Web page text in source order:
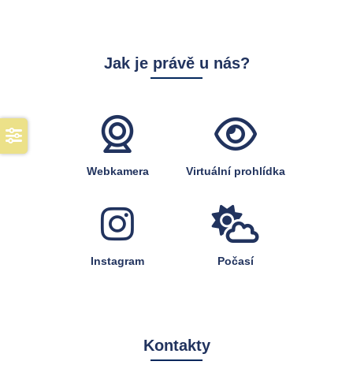
Jak je právě u nás?
Webkamera Virtuální prohlídka
Instagram Počasí
Kontakty